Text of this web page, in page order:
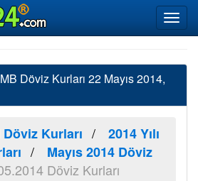
Döviz Kurları 22 Mayıs 2014,
Kurları
2014 Yılı
Mayıs 2014 Döviz
Döviz Kurları